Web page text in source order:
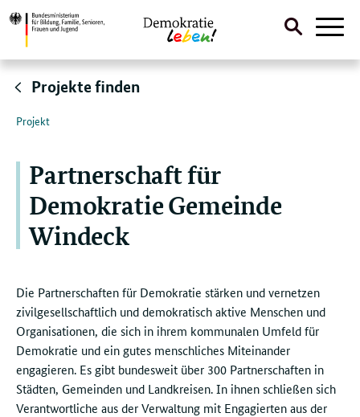
Direktlink:
Suche
Projekte finden
Projekt
Partnerschaft für
Demokratie Gemeinde
Windeck
Die Partnerschaften für Demokratie stärken und vernetzen
zivilgesellschaftlich und demokratisch aktive Menschen und
Organisationen, die sich in ihrem kommunalen Umfeld für
Demokratie und ein gutes menschliches Miteinander
engagieren. Es gibt bundesweit über 300 Partnerschaften in
Städten, Gemeinden und Landkreisen. In ihnen schließen sich
Verantwortliche aus der Verwaltung mit Engagierten aus der